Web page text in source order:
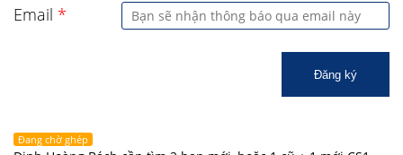
Email *
Đăng ký
Đang chờ ghép